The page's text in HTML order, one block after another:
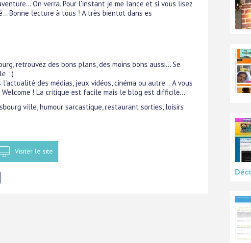
On verra. Pour l'instant je me lance et si vous lisez
Bonne lecture à tous ! A très bientot dans es
retrouvez des bons plans, des moins bons aussi... Se
; )
des médias, jeux vidéos, cinéma ou autre... A vous
! La critique est facile mais le blog est difficile...
ville, humour sarcastique, restaurant sorties, loisirs
Visiter le site